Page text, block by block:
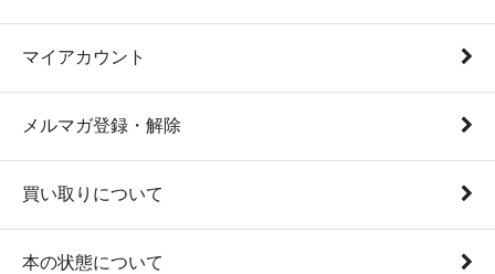
マイアカウント
メルマガ登録・解除
買い取りについて
本の状態について